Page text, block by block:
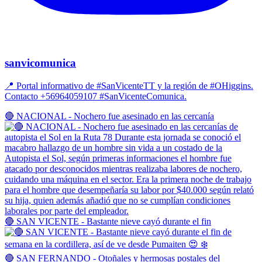
sanvicomunica
📍 Portal informativo de #SanVicenteTT y la región de #OHiggins.
Contacto +56964059107 #SanVicenteComunica.
🔴 NACIONAL - Nochero fue asesinado en las cercanía
🔴 SAN VICENTE - Bastante nieve cayó durante el fin
🔴 SAN FERNANDO - Otoñales y hermosas postales del